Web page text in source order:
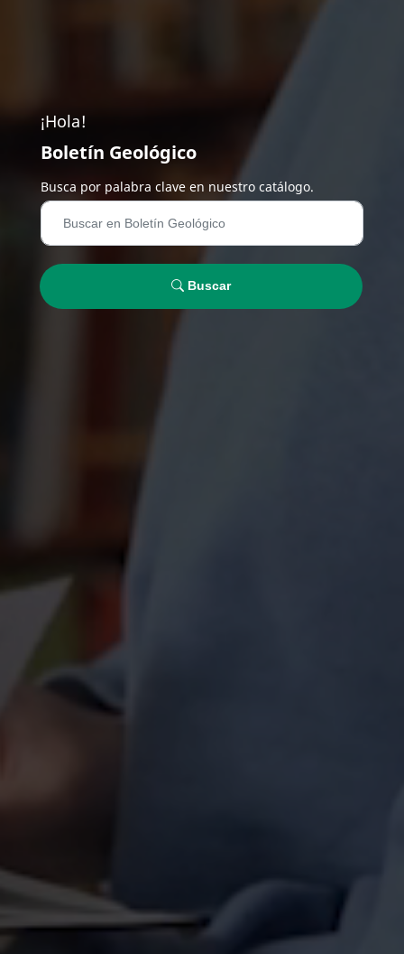
¡Hola!
Boletín Geológico
Busca por palabra clave en nuestro catálogo.
Buscar